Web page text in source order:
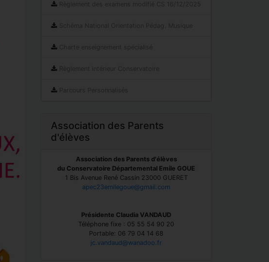
Règlement des examens modifié CS 16/12/2025
Schéma National Orientation Pédag. Musique
Charte enseignement spécialisé
Règlement intérieur Conservatoire
Parcours Personnalisés
Association des Parents
d'élèves
Association des Parents d'élèves
du Conservatoire Départemental Emile GOUE
1 Bis Avenue René Cassin 23000 GUERET
apec23emilegoue@gmail.com
Présidente Claudia VANDAUD
Téléphone fixe : 05 55 54 90 20
Portable: 06 79 04 14 68
jc.vandaud@wanadoo.fr